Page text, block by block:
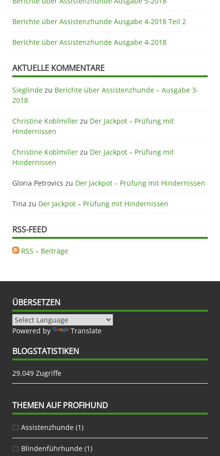
Berichte über Assistenzhunde Ausgabe 4-2018 Teil 2
Berichte über Assistenzhunde Ausgabe 4-2018
AKTUELLE KOMMENTARE
Sieglinde zu Berichte über Assistenzhunde – Ausgabe 3-
2018
Christine Koblmiller zu Der Jackpot – Prüfung mit
Hindernissen
Christine Koblmiller zu Der Jackpot – Prüfung mit
Hindernissen
Gloria Petrovics zu Der Jackpot – Prüfung mit Hindernissen
Tina zu Der Jackpot – Prüfung mit Hindernissen
RSS-FEED
RSS – Beiträge
ÜBERSETZEN
Powered by Translate
BLOGSTATISTIKEN
29.049 Zugriffe
THEMEN AUF PROFIHUND
Assistenzhunde (1)
Blindenführhunde (1)